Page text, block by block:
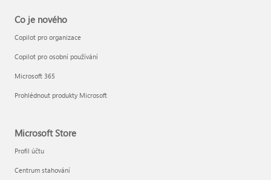
Co je nového
Copilot pro organizace
Copilot pro osobní používání
Microsoft 365
Prohlédnout produkty Microsoft
Microsoft Store
Profil účtu
Centrum stahování